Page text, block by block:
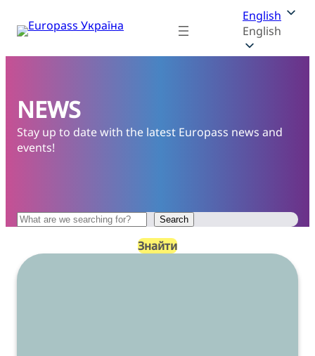
English
English
NEWS
Stay up to date with the latest Europass news and
events!
Search Search
Знайти